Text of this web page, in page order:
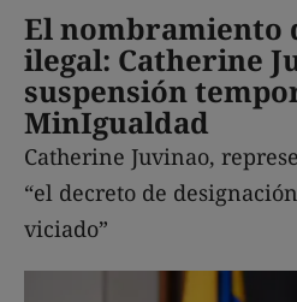
El nombramiento
ilegal: Catherine
suspensión
MinIgualdad
Catherine Juvinao,
“el decreto de
viciado”